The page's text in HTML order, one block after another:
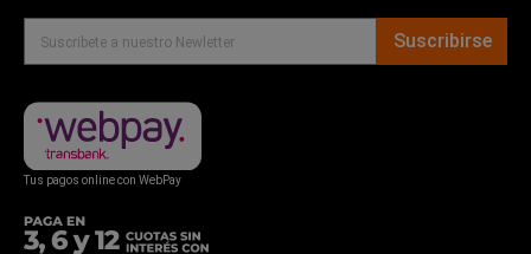
Suscribirse
Tus pagos online con WebPay